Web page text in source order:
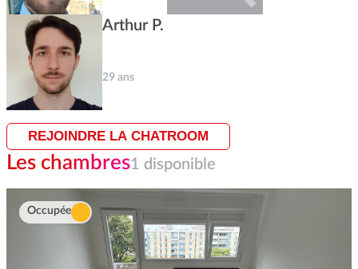
Arthur P.
29 ans
REJOINDRE LA CHATROOM
Les chambres1 disponible
Occupée